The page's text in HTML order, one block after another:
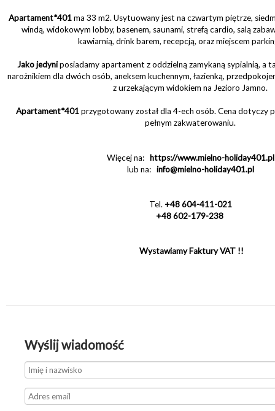
Apartament*401ma 33 m2. Usytuowany jest na czwartym piętrze,
windą, widokowym lobby, basenem, saunami, strefą cardio, salą
kawiarnią, drink barem, recepcją, oraz miejscem
Jako jedyniposiadamy apartament z oddzielną zamykaną sypialnią, a
narożnikiem dla dwóch osób, aneksem kuchennym, łazienką,
z urzekającym widokiem na Jezioro Jamno.
Apartament*401przygotowany został dla 4-ech osób. Cena dotyczy
pełnym zakwaterowaniu.
Więcej na: https://www.mielno-holiday401.pl
lub na: info@mielno-holiday401.pl
Tel.+48 604-411-021
+48 602-179-238
Wystawiamy Faktury VAT !!
Wyślij wiadomość